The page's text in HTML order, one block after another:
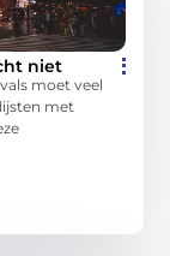
niet
moet veel
met